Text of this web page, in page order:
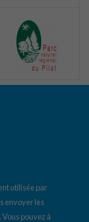
utilisée par
envoyer les
pouvez à